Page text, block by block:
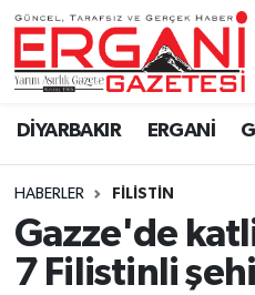
DİYARBAKIR ERGANİ
HABERLER FILISTIN
Gazze'de
7 Filistinli
DİYARBAKIR
BİSMİL
BAĞLAR
ERGANİ
Güncel
Eği̇ti̇m
Ergani Nöbetçi
Ergani Hava Durumu
Ergani Trafik Yoğunluk
Süper Lig Puan